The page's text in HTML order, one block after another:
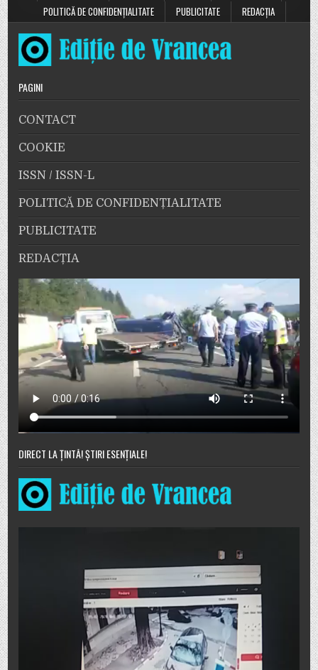
POLITICĂ DE CONFIDENȚIALITATE
PUBLICITATE REDACȚIA
PAGINI
CONTACT
COOKIE
ISSN / ISSN-L
POLITICĂ DE CONFIDENȚIALITATE
PUBLICITATE
REDACȚIA
DIRECT LA ȚINTĂ! ȘTIRI ESENȚIALE!